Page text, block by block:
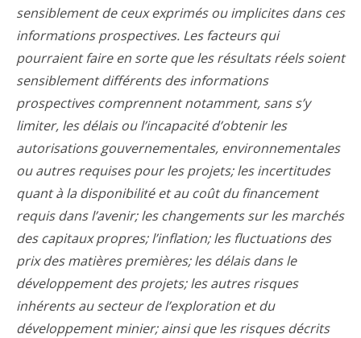
sensiblement de ceux exprimés ou implicites dans ces
informations prospectives. Les facteurs qui
pourraient faire en sorte que les résultats réels soient
sensiblement différents des informations
prospectives comprennent notamment, sans s’y
limiter, les délais ou l’incapacité d’obtenir les
autorisations gouvernementales, environnementales
ou autres requises pour les projets; les incertitudes
quant à la disponibilité et au coût du financement
requis dans l’avenir; les changements sur les marchés
des capitaux propres; l’inflation; les fluctuations des
prix des matières premières; les délais dans le
développement des projets; les autres risques
inhérents au secteur de l’exploration et du
développement minier; ainsi que les risques décrits